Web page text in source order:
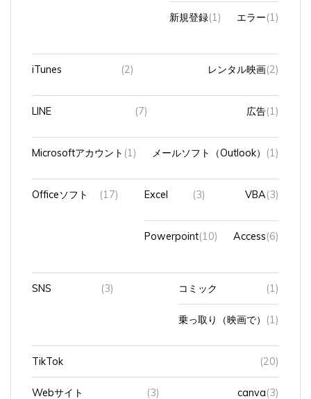
新規登録 (1) エラー (1)
iTunes (2) レンタル映画(2)
LINE (7) 広告 (1)
Microsoftアカウント (1) メールソフト（Outlook） (1)
Officeソフト (17) Excel (3) VBA (3)
Powerpoint (10) Access (6)
SNS (3) コミック (1)
乗っ取り（映画で） (1)
TikTok (20)
Webサイト (3) (3)